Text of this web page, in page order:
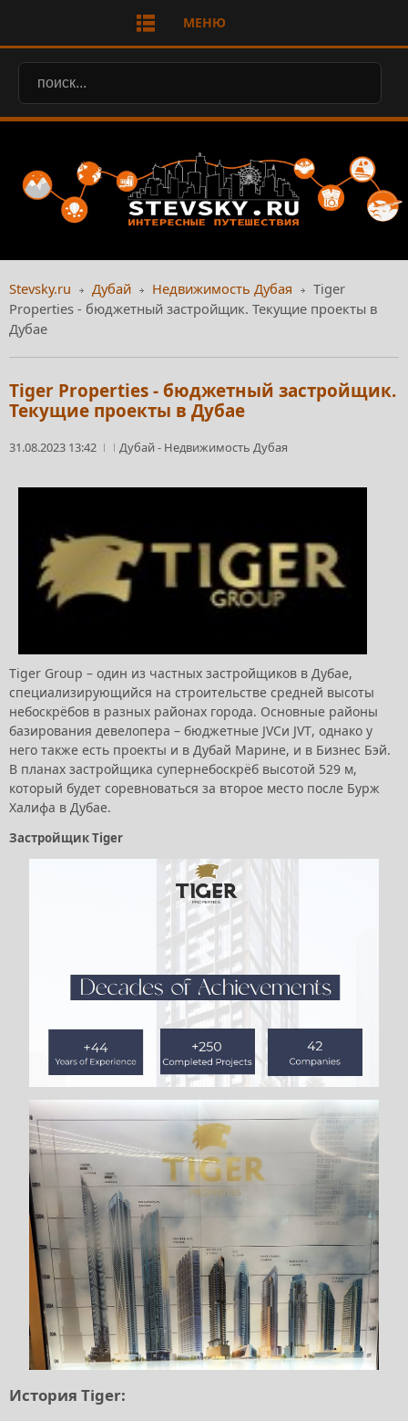
МЕНЮ
Stevsky.ru Дубай Недвижимость Дубая
Tiger
Properties - бюджетный застройщик. Текущие проекты в
Дубае
Tiger Properties - бюджетный застройщик.
Текущие проекты в Дубае
31.08.2023 13:42 Дубай- Недвижимость Дубая
Tiger Group – один из частных застройщиков в Дубае,
специализирующийся на строительстве средней высоты
небоскрёбов в разных районах города. Основные районы
базирования девелопера – бюджетные JVCи JVT, однако у
него также есть проекты и в Дубай Марине, и в Бизнес Бэй.
В планах застройщика супернебоскрёб высотой 529 м,
который будет соревноваться за второе место после Бурж
Халифа в Дубае.
Застройщик Tiger
История Tiger: